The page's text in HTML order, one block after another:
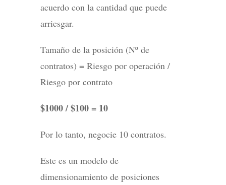
acuerdo con la cantidad que puede
arriesgar.
Tamaño de la posición (Nº de
contratos) = Riesgo por operación /
Riesgo por contrato
$1000 / $100 = 10
Por lo tanto, negocie 10 contratos.
Este es un modelo de
dimensionamiento de posiciones